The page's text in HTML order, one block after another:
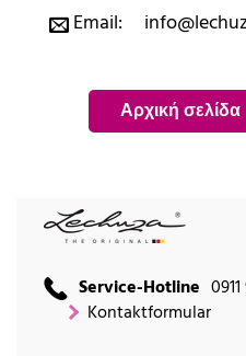
Email:
Αρχική σελίδα
Service-Hotline
Kontaktformular